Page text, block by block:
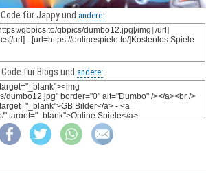
Code für Jappy und andere:
Code für Blogs und andere: